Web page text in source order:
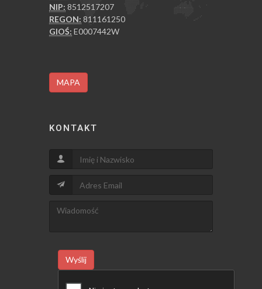
NIP: 8512517207
REGON: 811161250
GIOŚ: E0007442W
MAPA
KONTAKT
Wyślij